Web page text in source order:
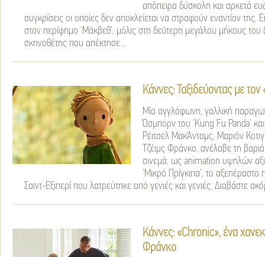
απόπειρα δύσκολη και αρκετά
συγκρίσεις οι οποίες δεν αποκλείεται να στραφούν εναντίον της.
στον περίφημο 'Μάκβεθ', μόλις στη δεύτερη μεγάλου μήκους του
σκηνοθέτης που απέκτησε...
Κάννες: Ταξιδεύοντας με
Μία αγγλόφωνη, γαλλική
Όσμπορν του 'Kung Fu Panda'
Ρέιτσελ ΜακΆνταμς, Μαριόν
Τζέιμς Φράνκο, ανέλαβε τη
σινεμά, ως animation υψηλών
'Μικρό Πρίγκιπα', το αξεπέραστο
Σαιντ-Εξιπερί που λατρεύτηκε από γενιές και γενιές. Διαβάστε
Κάννες: «Chronic», ένα
Φράνκο